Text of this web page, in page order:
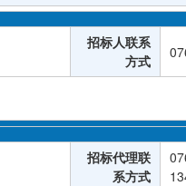
招标人联系
方式
招标代理联
系方式